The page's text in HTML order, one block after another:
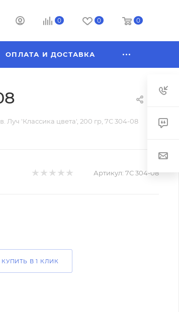
0 0 0
ОПЛАТА И ДОСТАВКА
Луч 'Классика цвета', 200 гр, 7С 304-08
Артикул: 7С 304-08
КУПИТЬ В 1 КЛИК